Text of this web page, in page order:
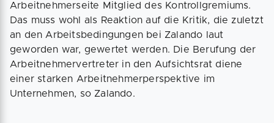
Arbeitnehmerseite Mitglied des Kontrollgremiums.
Das muss wohl als Reaktion auf die Kritik, die zuletzt
an den Arbeitsbedingungen bei Zalando laut
geworden war, gewertet werden. Die Berufung der
Arbeitnehmervertreter in den Aufsichtsrat diene
einer starken Arbeitnehmerperspektive im
Unternehmen, so Zalando.